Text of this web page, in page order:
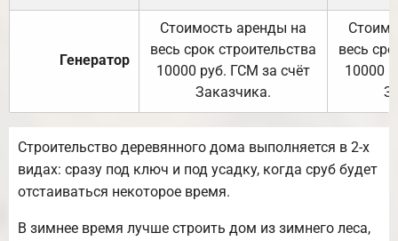
Генератор
Стоимость аренды на
весь срок строительства
10000 руб. ГСМ за счёт
Заказчика.
весь
10000
Строительство деревянного дома выполняется в 2-х
видах: сразу под ключ и под усадку, когда сруб будет
отстаиваться некоторое время.
В зимнее время лучше строить дом из зимнего леса,